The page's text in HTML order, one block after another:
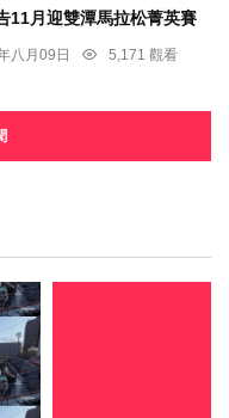
11月迎雙潭馬拉松菁英賽
八月09日
5,171 觀看